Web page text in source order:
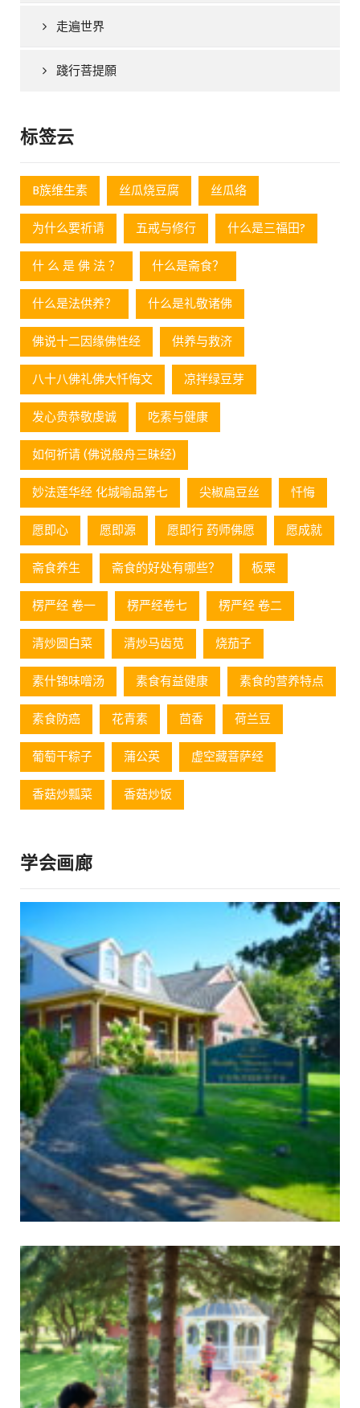
走遍世界
踐行菩提願
标签云
B族维生素 丝瓜烧豆腐 丝瓜络
为什么要祈请 五戒与修行 什么是三福田?
什 么 是 佛 法 ？ 什么是斋食？
什么是法供养？ 什么是礼敬诸佛
佛说十二因缘佛性经 供养与救济
八十八佛礼佛大忏悔文 凉拌绿豆芽
发心贵恭敬虔诚 吃素与健康
如何祈请 (佛说般舟三昧经)
妙法莲华经 化城喻品第七 尖椒扁豆丝 忏悔
愿即心 愿即源 愿即行 药师佛愿 愿成就
斋食养生 斋食的好处有哪些？ 板栗
楞严经 卷一 楞严经卷七 楞严经 卷二
清炒圆白菜 清炒马齿苋 烧茄子
素什锦味噌汤 素食有益健康 素食的营养特点
素食防癌 花青素 茴香 荷兰豆
葡萄⼲粽⼦ 蒲公英 虚空藏菩萨经
香菇炒瓢菜 香菇炒饭
学会画廊